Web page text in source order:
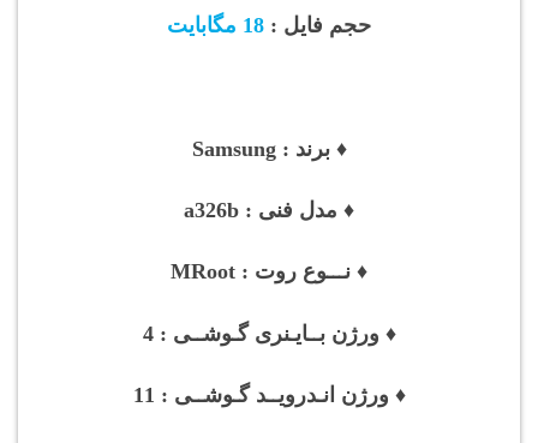
حجم فایل : 18 مگابایت
♦ برند : Samsung
♦ مدل فنی : a326b
♦ نـــوع روت : MRoot
♦ ورژن بــایـنری گـوشــی : 4
♦ ورژن انـدرویــد گـوشــی : 11